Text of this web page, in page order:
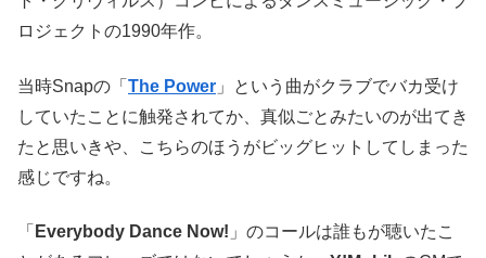
ロジェクトの1990年作。
当時Snapの「 The Power 」という曲がクラブでバカ受け
していたことに触発されてか、真似ごとみたいのが出てき
たと思いきや、こちらのほうがビッグヒットしてしまった
感じですね。
「 Everybody Dance Now! 」のコールは誰もが聴いたこ